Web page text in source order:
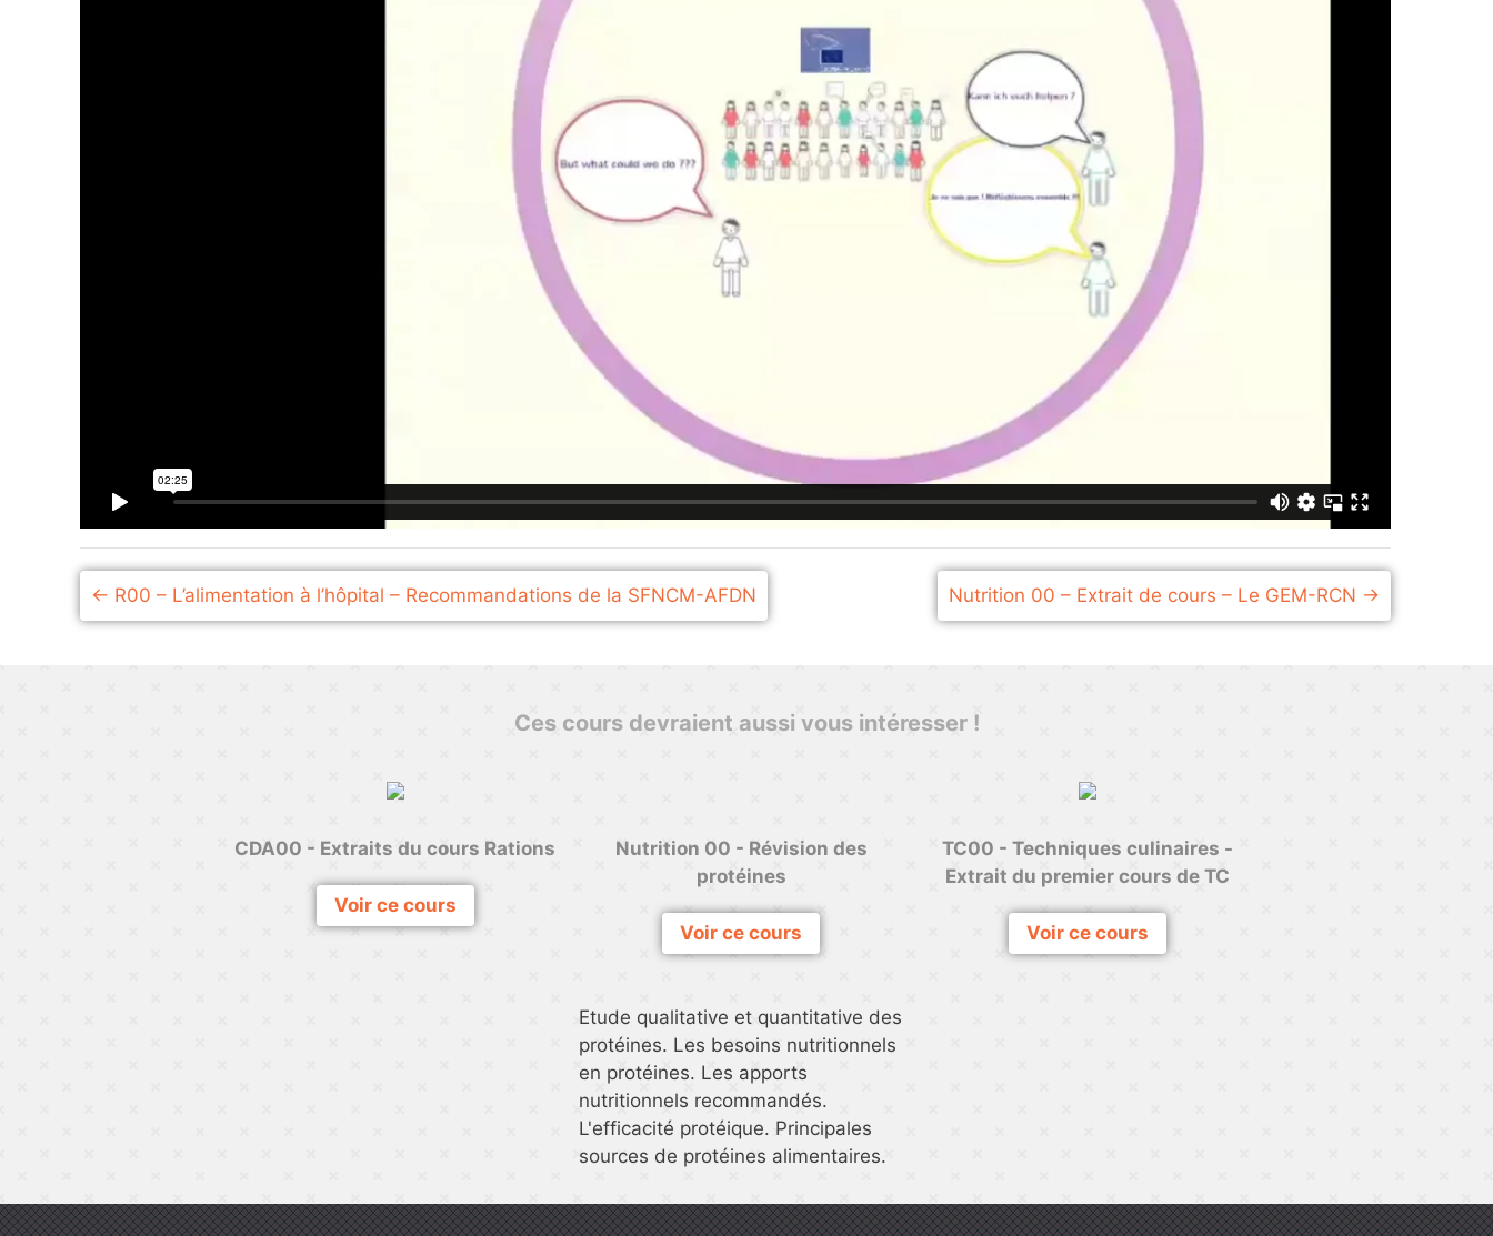
R00 – L’alimentation à l’hôpital – Recommandations de la SFNCM-AFDN Nutrition 00 – Extrait de cours – Le GEM-RCN
Ces cours devraient aussi vous intéresser !
CDA00 - Extraits du cours Rations
Voir ce cours
Nutrition 00 - Révision des
protéines
Voir ce cours
Etude qualitative et quantitative des
protéines. Les besoins nutritionnels
en protéines. Les apports
nutritionnels recommandés.
L'efficacité protéique. Principales
sources de protéines alimentaires.
TC00 - Techniques culinaires -
Extrait du premier cours de TC
Voir ce cours